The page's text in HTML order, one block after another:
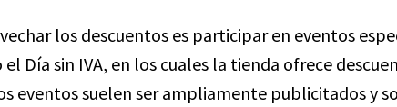
los descuentos es participar en eventos
Día sin IVA, en los cuales la tienda ofrece
eventos suelen ser ampliamente publicitados y